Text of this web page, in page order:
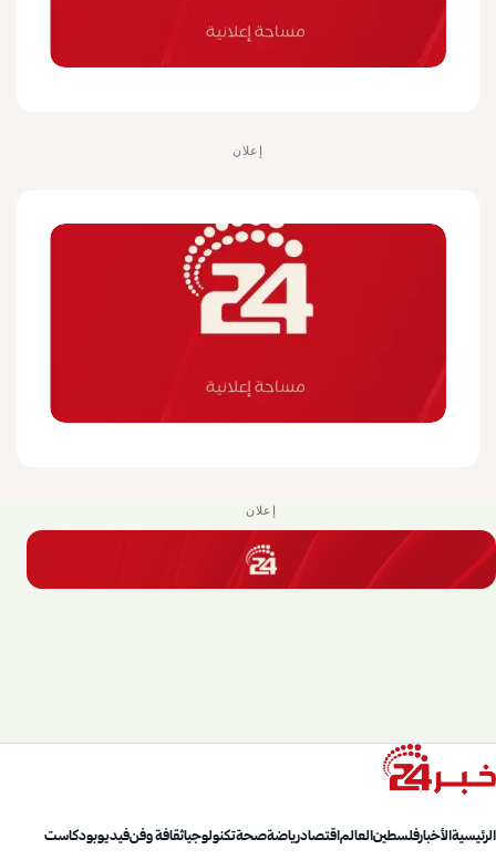
إعلان
إعلان
الرئيسيةالأخبارفلسطينالعالماقتصادرياضةصحةتكنولوجياثقافة وفنفيديوبودكاست